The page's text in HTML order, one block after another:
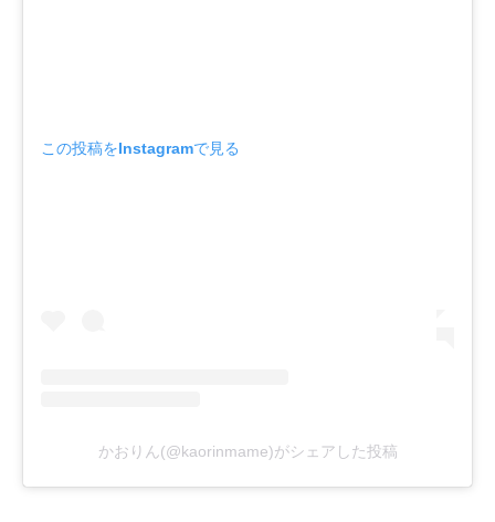
この投稿をInstagramで見る
かおりん(@kaorinmame)がシェアした投稿